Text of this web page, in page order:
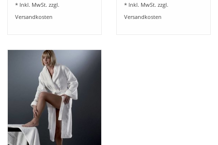
* Inkl. MwSt. zzgl.
Versandkosten
* Inkl. MwSt. zzgl.
Versandkosten